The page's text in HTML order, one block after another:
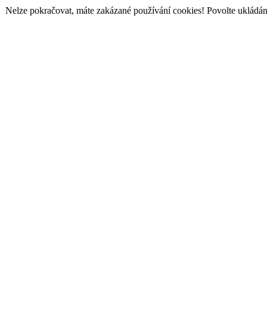
Nelze pokračovat, máte zakázané používání cookies! Povolte